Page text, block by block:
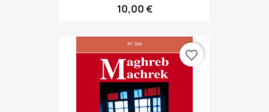
10,00 €
favorite_border